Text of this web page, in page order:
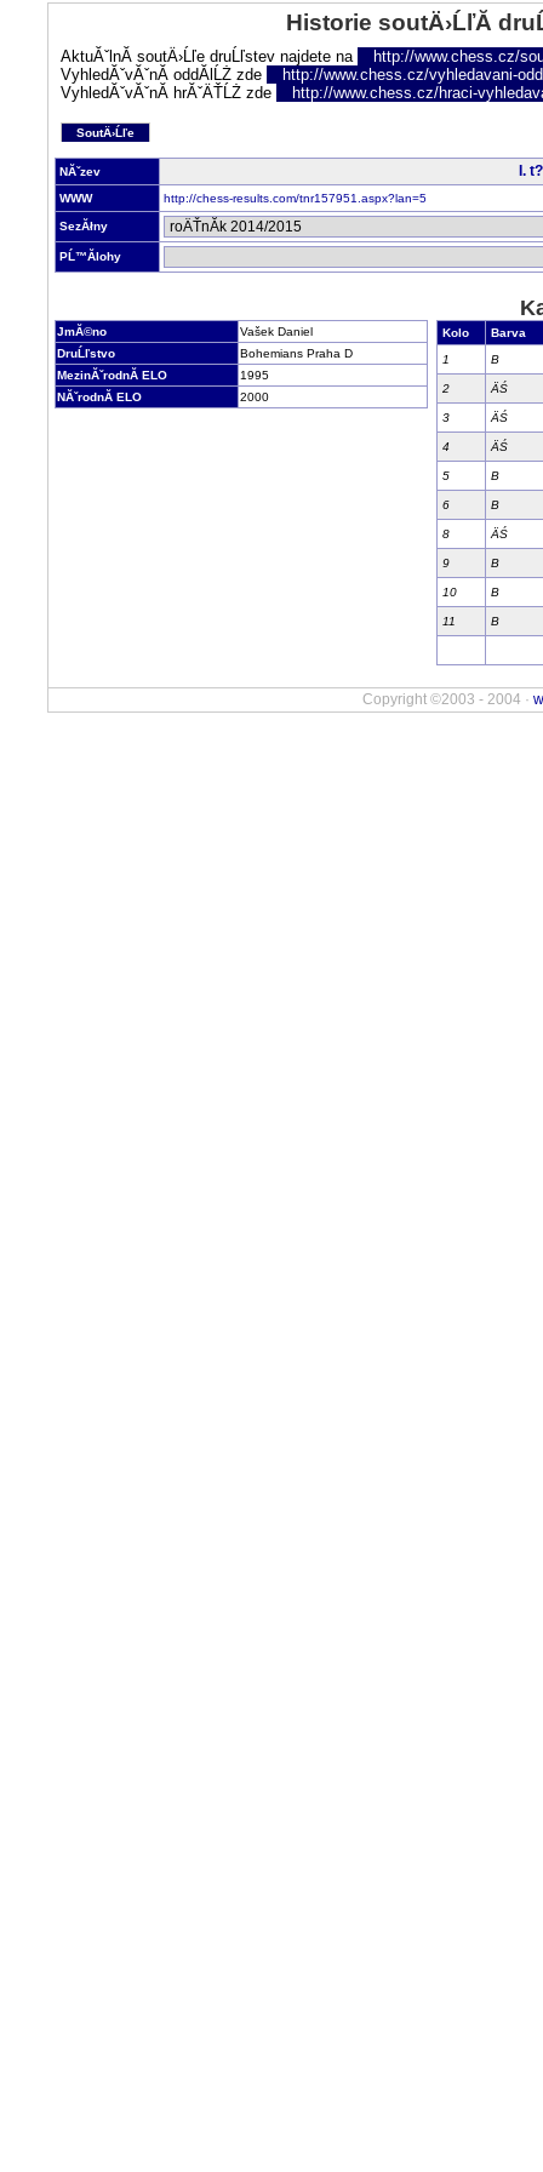
Historie soutÄ›ĹľĂ­
AktuĂˇlnĂ­ soutÄ›Ĺľe druĹľstev najdete na
http://www.chess.cz/
VyhledĂˇvĂˇnĂ­ oddĂ­lĹŻ zde
http://www.chess.cz/vyhledavani-
VyhledĂˇvĂˇnĂ­ hrĂˇÄŤĹŻ zde
http://www.chess.cz/hraci-
SoutÄ›Ĺľe
NĂˇzev I.
WWW http://chess-results.com/tnr157951.aspx?lan=5
SezĂłny
PĹ™Ă­lohy
JmĂ©no
Vašek Daniel
DruĹľstvo
Bohemians Praha D
MezinĂˇrodnĂ­ ELO
1995
NĂˇrodnĂ­ ELO
2000
Kolo
Barva
1
B
2 ÄŚ
3 ÄŚ
4 ÄŚ
5 B
6 B
8 ÄŚ
9 B
10 B
11 B
Copyright ©2003 - 2004 ·